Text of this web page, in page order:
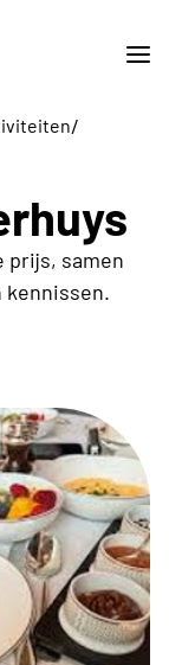
/
prijs, samen
kennissen.